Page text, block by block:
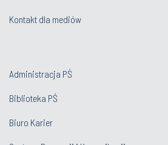
Kontakt dla mediów
Administracja PŚ
Biblioteka PŚ
Biuro Karier